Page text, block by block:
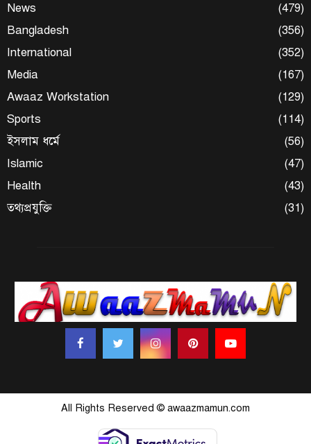
News
(479)
Bangladesh
(356)
International
(352)
Media
(167)
Awaaz Workstation
(129)
Sports
(114)
ইসলাম ধর্মে
(56)
Islamic
(47)
Health
(43)
তথ্যপ্রযুক্তি
(31)
All Rights Reserved © awaazmamun.com